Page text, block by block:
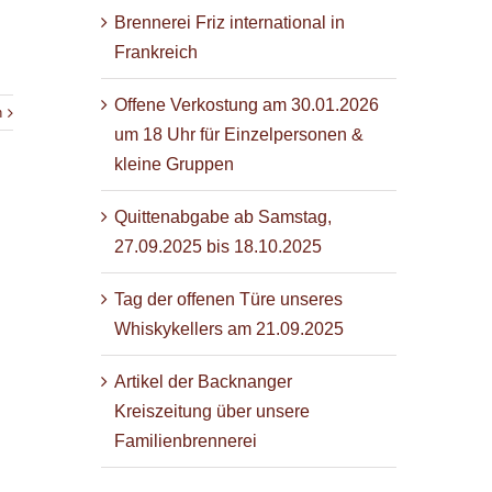
Brennerei Friz international in
Frankreich
Offene Verkostung am 30.01.2026
um 18 Uhr für Einzelpersonen &
kleine Gruppen
Quittenabgabe ab Samstag,
27.09.2025 bis 18.10.2025
Tag der offenen Türe unseres
Whiskykellers am 21.09.2025
Artikel der Backnanger
Kreiszeitung über unsere
Familienbrennerei